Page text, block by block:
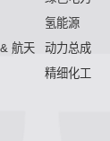
氢能源
航天
动力总成
精细化工